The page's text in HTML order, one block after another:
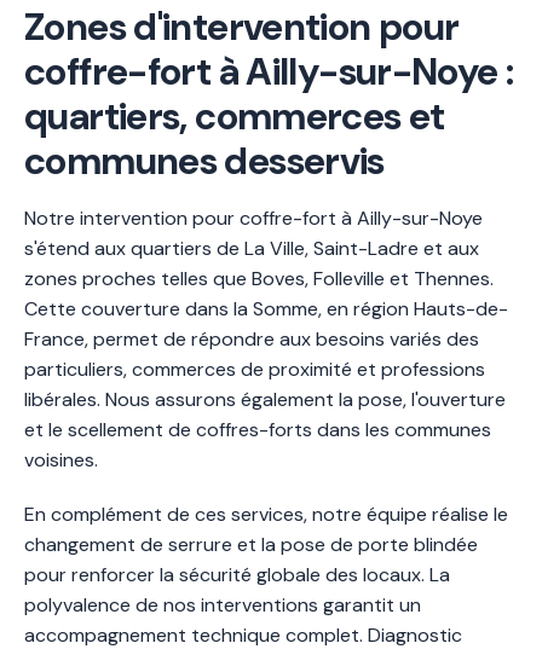
Zones d'intervention pour
coffre-fort à Ailly-sur-Noye :
quartiers, commerces et
communes desservis
Notre intervention pour coffre-fort à Ailly-sur-Noye
s'étend aux quartiers de La Ville, Saint-Ladre et aux
zones proches telles que Boves, Folleville et Thennes.
Cette couverture dans la Somme, en région Hauts-de-
France, permet de répondre aux besoins variés des
particuliers, commerces de proximité et professions
libérales. Nous assurons également la pose, l'ouverture
et le scellement de coffres-forts dans les communes
voisines.
En complément de ces services, notre équipe réalise le
changement de serrure et la pose de porte blindée
pour renforcer la sécurité globale des locaux. La
polyvalence de nos interventions garantit un
accompagnement technique complet. Diagnostic